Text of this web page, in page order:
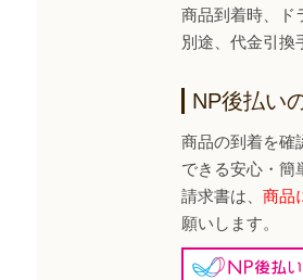
商品到着時、ド
別途、代金引換
NP後払い
商品の到着を確
できる安心・簡
請求書は、 商品
願いします。